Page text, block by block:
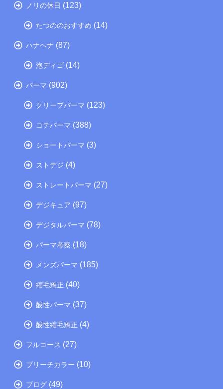
ノリの休日 (123)
たつののおすすめ (14)
ハナヘナ (87)
泡ディゴ (14)
パーマ (902)
クリープパーマ (123)
コテパーマ (388)
ショートパーマ (3)
ストデジ (4)
ストレートパーマ (27)
デジキュア (97)
デジタルパーマ (78)
パーマ考察 (18)
メンズパーマ (185)
縮毛矯正 (40)
酸性パーマ (37)
酸性縮毛矯正 (4)
フルコース (27)
ブリーチカラー (10)
ブログ (49)